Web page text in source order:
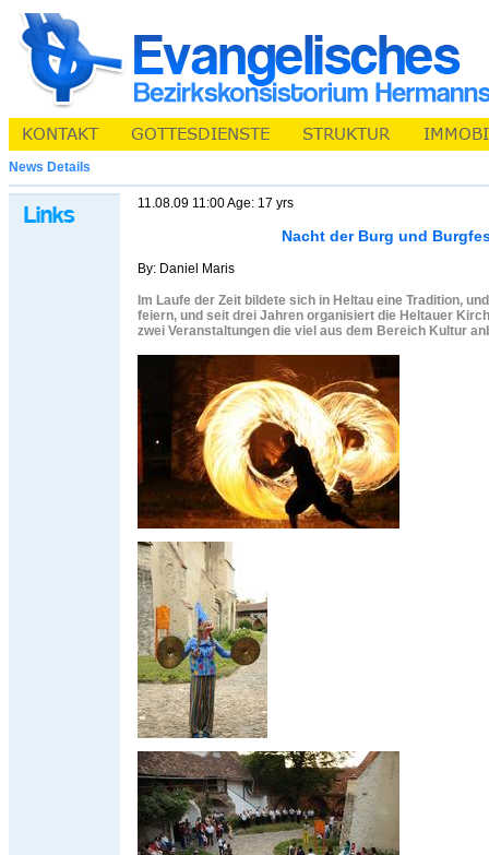
News Details
11.08.09 11:00 Age: 17 yrs
Nacht der Burg und
By: Daniel Maris
Im Laufe der Zeit bildete sich in Heltau eine Tradition,
feiern, und seit drei Jahren organisiert die Heltauer
zwei Veranstaltungen die viel aus dem Bereich Kultur